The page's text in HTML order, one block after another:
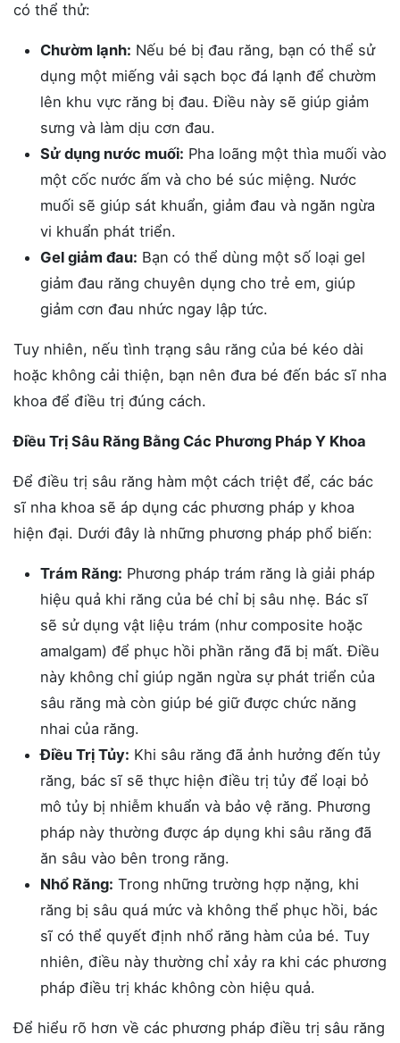
có thể thử:
Chườm lạnh: Nếu bé bị đau răng, bạn có thể sử
dụng một miếng vải sạch bọc đá lạnh để chườm
lên khu vực răng bị đau. Điều này sẽ giúp giảm
sưng và làm dịu cơn đau.
Sử dụng nước muối: Pha loãng một thìa muối vào
một cốc nước ấm và cho bé súc miệng. Nước
muối sẽ giúp sát khuẩn, giảm đau và ngăn ngừa
vi khuẩn phát triển.
Gel giảm đau: Bạn có thể dùng một số loại gel
giảm đau răng chuyên dụng cho trẻ em, giúp
giảm cơn đau nhức ngay lập tức.
Tuy nhiên, nếu tình trạng sâu răng của bé kéo dài
hoặc không cải thiện, bạn nên đưa bé đến bác sĩ nha
khoa để điều trị đúng cách.
Điều Trị Sâu Răng Bằng Các Phương Pháp Y Khoa
Để điều trị sâu răng hàm một cách triệt để, các bác
sĩ nha khoa sẽ áp dụng các phương pháp y khoa
hiện đại. Dưới đây là những phương pháp phổ biến:
Trám Răng: Phương pháp trám răng là giải pháp
hiệu quả khi răng của bé chỉ bị sâu nhẹ. Bác sĩ
sẽ sử dụng vật liệu trám (như composite hoặc
amalgam) để phục hồi phần răng đã bị mất. Điều
này không chỉ giúp ngăn ngừa sự phát triển của
sâu răng mà còn giúp bé giữ được chức năng
nhai của răng.
Điều Trị Tủy: Khi sâu răng đã ảnh hưởng đến tủy
răng, bác sĩ sẽ thực hiện điều trị tủy để loại bỏ
mô tủy bị nhiễm khuẩn và bảo vệ răng. Phương
pháp này thường được áp dụng khi sâu răng đã
ăn sâu vào bên trong răng.
Nhổ Răng: Trong những trường hợp nặng, khi
răng bị sâu quá mức và không thể phục hồi, bác
sĩ có thể quyết định nhổ răng hàm của bé. Tuy
nhiên, điều này thường chỉ xảy ra khi các phương
pháp điều trị khác không còn hiệu quả.
Để hiểu rõ hơn về các phương pháp điều trị sâu răng